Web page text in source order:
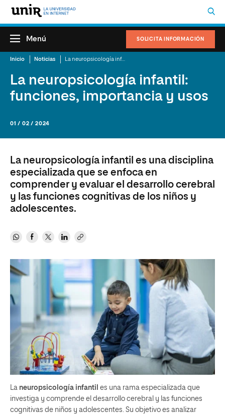
SOLICITA INFORMACIÓN
Menú
Inicio Noticias La neuropsicología infantil: funciones, importancia y usos
La neuropsicología infantil:
funciones, importancia y usos
01 / 02 / 2024
La neuropsicología infantil es una disciplina
especializada que se enfoca en
comprender y evaluar el desarrollo cerebral
y las funciones cognitivas de los niños y
adolescentes.
La neuropsicología infantil es una rama especializada que
investiga y comprende el desarrollo cerebral y las funciones
cognitivas de niños y adolescentes. Su objetivo es analizar